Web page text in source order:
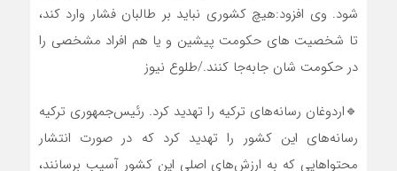
شود. وی افزود:هیچ کشوری نباید بر طالبان فشار وارد کند،
تا شخصیت های حکومت پیشین و یا هم افراد مشخصی را
در حکومت شان جابه‌جا کنند./طلوع نیوز
🔹اردوغان رسانه‌های ترکیه را تهدید کرد. رئیس‌جمهوری ترکیه
رسانه‌های این کشور را تهدید کرد که در صورت انتشار
محتواهایی که به ارزش‌های اصلی این کشور آسیب برسانند،